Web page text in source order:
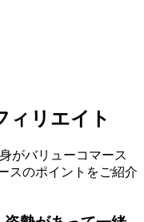
ィリエイト
がバリューコマース
スのポイントをご紹介